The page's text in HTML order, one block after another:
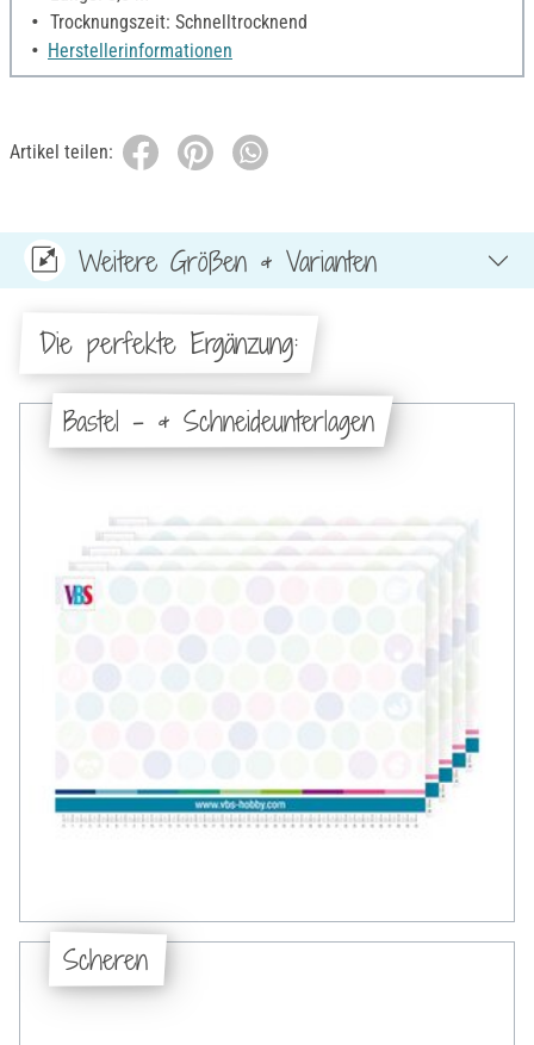
Trocknungszeit: Schnelltrocknend
Herstellerinformationen
Artikel teilen:
Weitere Größen & Varianten
Die perfekte Ergänzung:
Bastel - & Schneideunterlagen
Scheren